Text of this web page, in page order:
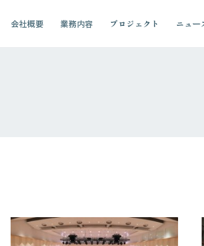
会社概要 業務内容 プロジェクト ニュー